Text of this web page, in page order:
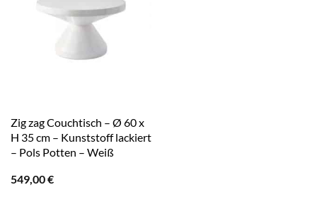
Zig zag Couchtisch – Ø 60 x
H 35 cm – Kunststoff lackiert
– Pols Potten – Weiß
549,00€